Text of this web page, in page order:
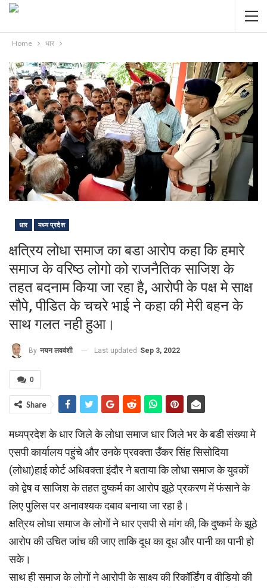
Home धार
धार मध्य प्रदेश
क्षत्रिय लोधा समाज का बडा आरोप कहा कि हमारे
समाज के वरिष्ठ लोगो को राजनैतिक साजिश के
तहत बदनाम किया जा रहा है, आरोपी के पक्ष मे साक्ष
सौपे, पीडित के चचरे भाई ने कहा की मेरी बहन के
साथ गलत नही हुआ।
By नयन लववंशी Last updated Sep 3, 2022
0
Share
मध्यप्रदेश के धार जिले के लोधा समाज धार जिले भर के बडी संख्या मे
एसपी कार्यालय पहुंचे और उनके प्रवक्ता उँकर सिंह सिसोदिया
(लोधा)हाई कोर्ट अधिवक्ता इंदौर ने बताया कि लोधा समाज के युवकों
को द्वेष व साजिश के तहत दुष्कर्म का आरोप झूठे प्रकरण में फंसाने के
लिए पुलिस पर अनावश्यक दबाव बनाया जा रहा है।
क्षत्रिय लोधा समाज के लोगों ने धार एसपी से मांग की, कि दुष्कर्म के झूठे
आरोप की उचित जांच की जाए ताकि दूध का दूध और पानी का पानी हो
सके।
साथ ही समाज के लोगों ने आरोपी के साक्ष्य की रिकॉर्डिंग व वीडियो की